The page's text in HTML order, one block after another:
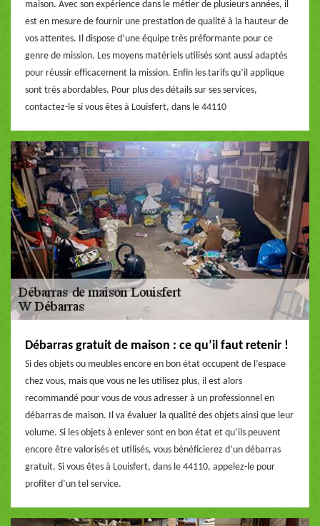
maison. Avec son expérience dans le métier de plusieurs années, il
est en mesure de fournir une prestation de qualité à la hauteur de
vos attentes. Il dispose d’une équipe très préformante pour ce
genre de mission. Les moyens matériels utilisés sont aussi adaptés
pour réussir efficacement la mission. Enfin les tarifs qu’il applique
sont très abordables. Pour plus des détails sur ses services,
contactez-le si vous êtes à Louisfert, dans le 44110
Débarras gratuit de maison : ce qu’il faut retenir !
Si des objets ou meubles encore en bon état occupent de l’espace
chez vous, mais que vous ne les utilisez plus, il est alors
recommandé pour vous de vous adresser à un professionnel en
débarras de maison. Il va évaluer la qualité des objets ainsi que leur
volume. Si les objets à enlever sont en bon état et qu’ils peuvent
encore être valorisés et utilisés, vous bénéficierez d’un débarras
gratuit. Si vous êtes à Louisfert, dans le 44110, appelez-le pour
profiter d’un tel service.